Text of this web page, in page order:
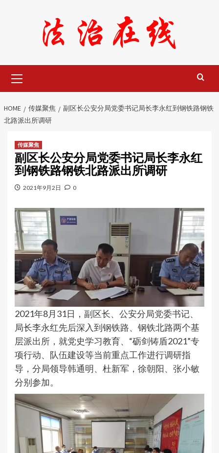
Menu
HOME 传媒聚焦
副区长公安分局党委书记局长李永红到钢铁路钢铁
北路派出所调研
传媒聚焦
副区长公安分局党委书记局长李永红
到钢铁路钢铁北路派出所调研
2021年9月2日 0
2021年8月31日，副区长、公安分局党委书记、
局长李永红先后深入到钢铁路、钢铁北路两个基
层派出所，就党史学习教育、“砺剑铸盾2021”专
项行动、队伍建设等当前重点工作进行调研指
导，分局领导韩通明、杜新军，徐朝阳、张小敏
分别参加。